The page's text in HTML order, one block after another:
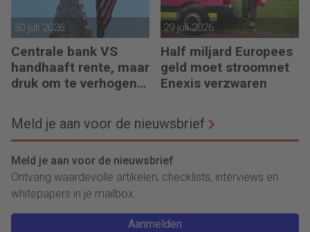
30 juli 2026
Centrale bank VS
handhaaft rente, maar
druk om te verhogen
29 juli 2026
Half miljard Europees
geld moet stroomnet
Enexis verzwaren
Meld je aan voor de nieuwsbrief
Meld je aan voor de nieuwsbrief
Ontvang waardevolle artikelen, checklists, interviews en
whitepapers in je mailbox.
Aanmelden